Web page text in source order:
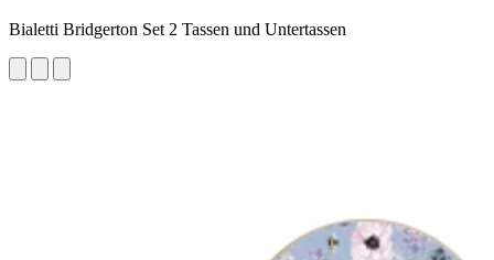
Bialetti Bridgerton Set 2 Tassen und Untertassen